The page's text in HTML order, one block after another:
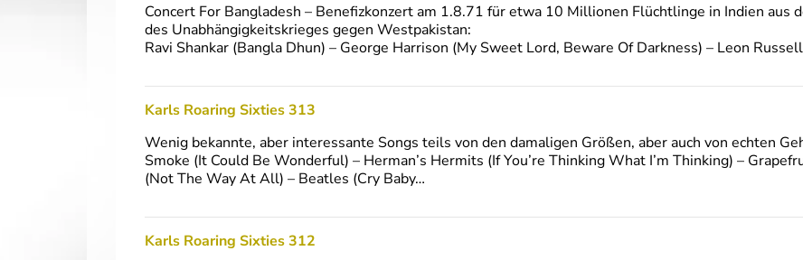
Concert For Bangladesh – Benefizkonzert am 1.8.71 für etwa 10 Millionen Flüchtlinge in Indien aus
des Unabhängigkeitskrieges gegen Westpakistan:
Ravi Shankar (Bangla Dhun) – George Harrison (My Sweet Lord, Beware Of Darkness) – Leon
Karls Roaring Sixties 313
Wenig bekannte, aber interessante Songs teils von den damaligen Größen, aber auch von echten
Smoke (It Could Be Wonderful) – Herman’s Hermits (If You’re Thinking What I’m Thinking) –
(Not The Way At All) – Beatles (Cry Baby…
Karls Roaring Sixties 312